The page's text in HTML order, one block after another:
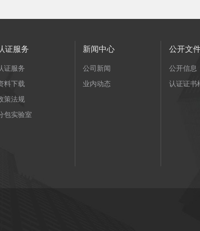
证服务
证服务
料下载
策法规
包实验室
新闻中心
公司新闻
业内动态
公开文
公开信息
认证证书